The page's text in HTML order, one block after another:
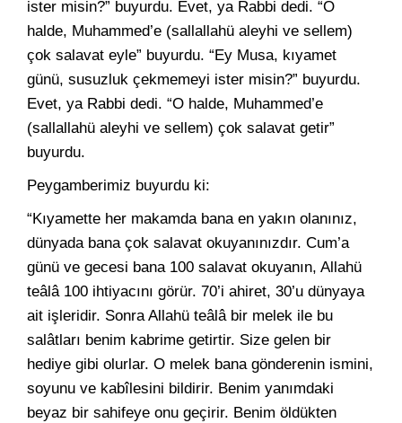
ister misin?” buyurdu. Evet, ya Rabbi dedi. “O
halde, Muhammed’e (sallallahü aleyhi ve sellem)
çok salavat eyle” buyurdu. “Ey Musa, kıyamet
günü, susuzluk çekmemeyi ister misin?” buyurdu.
Evet, ya Rabbi dedi. “O halde, Muhammed’e
(sallallahü aleyhi ve sellem) çok salavat getir”
buyurdu.
Peygamberimiz buyurdu ki:
“Kıyamette her makamda bana en yakın olanınız,
dünyada bana çok salavat okuyanınızdır. Cum’a
günü ve gecesi bana 100 salavat okuyanın, Allahü
teâlâ 100 ihtiyacını görür. 70’i ahiret, 30’u dünyaya
ait işleridir. Sonra Allahü teâlâ bir melek ile bu
salâtları benim kabrime getirtir. Size gelen bir
hediye gibi olurlar. O melek bana gönderenin ismini,
soyunu ve kabîlesini bildirir. Benim yanımdaki
beyaz bir sahifeye onu geçirir. Benim öldükten